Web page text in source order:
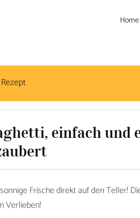
Home
Rezept
einfach und
Frische direkt auf den Teller!
Verlieben!